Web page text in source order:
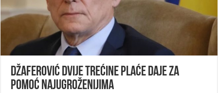
Džaferović dvije trećine plaće daje za
pomoć najugroženijima